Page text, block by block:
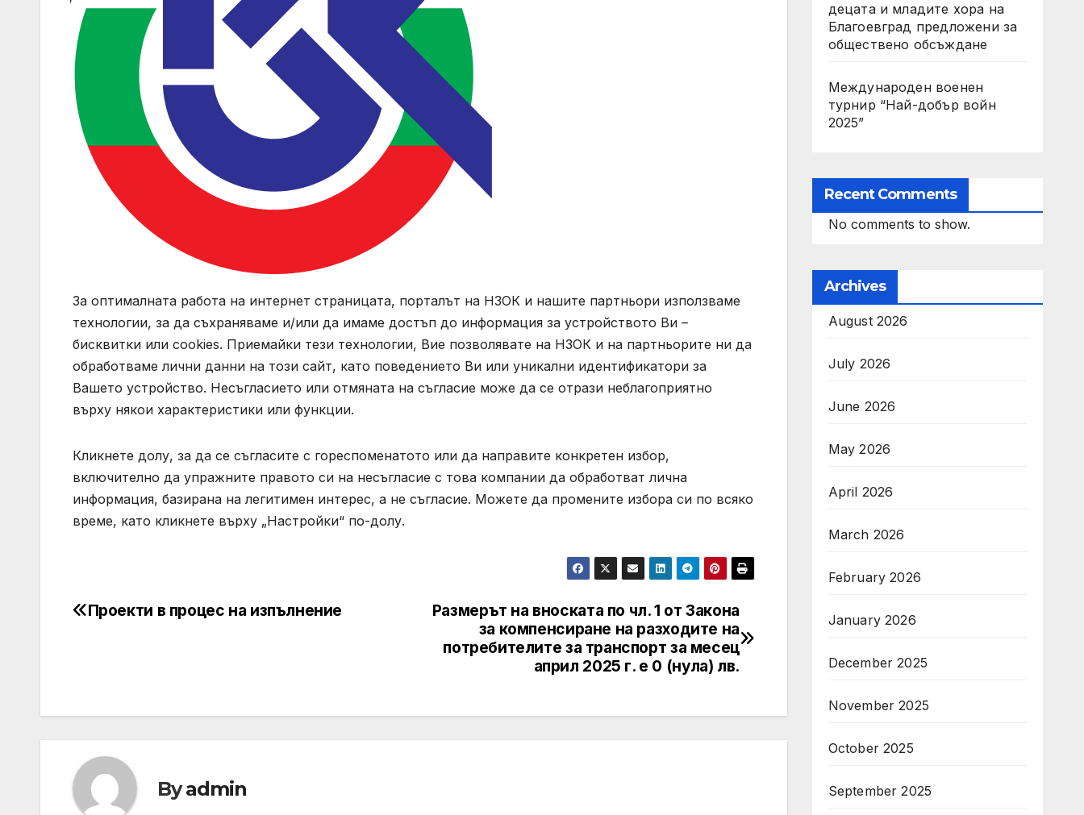
За оптималната работа на интернет страницата, порталът на НЗОК и нашите партньори използваме
технологии, за да съхраняваме и/или да имаме достъп до информация за устройството Ви –
бисквитки или cookies. Приемайки тези технологии, Вие позволявате на НЗОК и на партньорите ни да
обработваме лични данни на този сайт, като поведението Ви или уникални идентификатори за
Вашето устройство. Несъгласието или отмяната на съгласие може да се отрази неблагоприятно
върху някои характеристики или функции.
Кликнете долу, за да се съгласите с гореспоменатото или да направите конкретен избор,
включително да упражните правото си на несъгласие с това компании да обработват лична
информация, базирана на легитимен интерес, а не съгласие. Можете да промените избора си по всяко
време, като кликнете върху „Настройки“ по-долу.
Post
Размерът на вноската по чл. 1 от Закона
за компенсиране на разходите на
потребителите за транспорт за месец
април 2025 г. е 0 (нула) лв.
Проекти в процес на изпълнение
Byadmin
децата и младите хора на
Благоевград предложени за
обществено обсъждане
Международен военен
турнир “Най-добър войн
2025”
Recent Comments
No comments to show.
Archives
August 2026
July 2026
June 2026
May 2026
April 2026
March 2026
February 2026
January 2026
December 2025
November 2025
October 2025
September 2025